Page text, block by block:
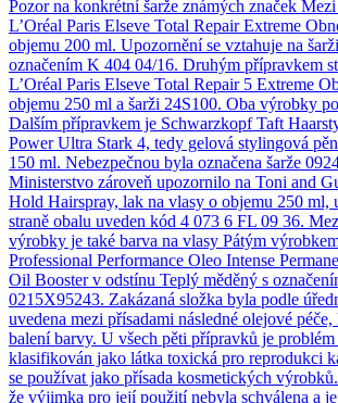
Pozor na konkrétní šarže známých značek
L’Oréal Paris Elseve Total Repair Extreme
objemu 200 ml. Upozornění se vztahuje na
označením K 404 04/16. Druhým přípravkem
L’Oréal Paris Elseve Total Repair 5 Extreme
objemu 250 ml a šarži 24S100. Oba výrobky
Dalším přípravkem je Schwarzkopf Taft
Power Ultra Stark 4, tedy gelová stylingová
150 ml. Nebezpečnou byla označena šarže
Ministerstvo zároveň upozornilo na Toni and
Hold Hairspray, lak na vlasy o objemu 250 ml,
straně obalu uveden kód 4 073 6 FL 09 36.
výrobky je také barva na vlasy Pátým
Professional Performance Oleo Intense
Oil Booster v odstínu Teplý měděný s
0215X95243. Zakázaná složka byla podle
uvedena mezi přísadami následné olejové péče,
balení barvy. U všech pěti přípravků je
klasifikován jako látka toxická pro reprodukci
se používat jako přísada kosmetických
že výjimka pro její použití nebyla schválena a